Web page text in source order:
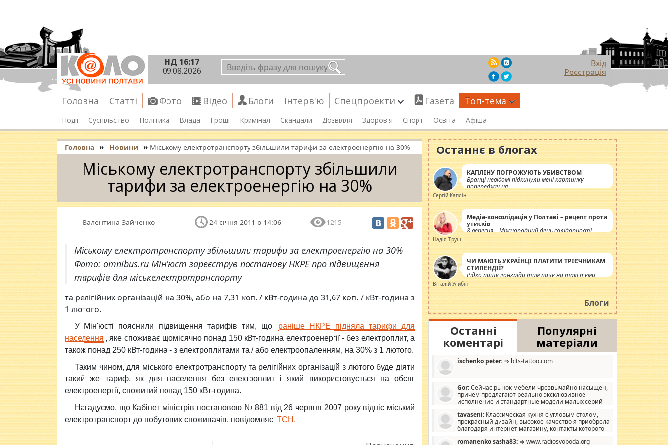
НД 16:17
09.08.2026
Вхід
Реєстрація
Головна Статті Фото Відео Блоги Інтерв'ю Спецпроекти Газета Топ-тема
Події Суспільство Політика Влада Гроші Кримінал Скандали Дозвілля Здоров'я Спорт Освіта Афіша
Головна » Новини » Міському електротранспорту збільшили тарифи за електроенергію на 30%
Міському електротранспорту збільшили
тарифи за електроенергію на 30%
Валентина Зайченко 24 січня 2011 о 14:06 1215
Міському електротранспорту збільшили тарифи за електроенергію на 30%
Фото: omnibus.ru Мін’юст зареєструв постанову НКРЕ про підвищення
тарифів для міськелектротранспорту
та релігійних організацій на 30%, або на 7,31 коп. / кВт-година до 31,67 коп. / кВт-година з
1 лютого.
У Мін'юсті пояснили підвищення тарифів тим, що
раніше НКРЕ підняла тарифи для
населення , яке споживає щомісячно понад 150 кВт-година електроенергії - без електроплит, а
також понад 250 кВт-година - з електроплитами та / або електроопаленням, на 30% з 1 лютого.
Таким чином, для міського електротранспорту та релігійних організацій з лютого буде діяти
такий же тариф, як для населення без електроплит і який використовується на обсяг
електроенергії, спожитий понад 150 кВт-година.
Нагадуємо, що Кабінет міністрів постановою № 881 від 26 червня 2007 року відніс міський
електротранспорт до побутових споживачів, повідомляє ТСН.
Останнє в блогах
КАПЛІНУ ПОГРОЖУЮТЬ УБИВСТВОМ
Вранці невідомі підкинули мені картинку-
попередження
Сергій Каплін
Медіа-консолідація у Полтаві – рецепт проти
утисків
8 вересня – Міжнародний день солідарності
журналістів.
Надія Труш
ЧИ МАЮТЬ УКРАЇНЦІ ПЛАТИТИ ТРІЄЧНИКАМ
СТИПЕНДІЇ?
Рідко пишу лонгріди тим паче на такі теми,
але вже просто дістало! Обурюють сьогоднішні
інсенуації навколо стипендіального питання.
Штучно роздувається ще одна соціальна
катастрофа.
Віталій Улибін
Блоги
Останні
коментарі
Популярні
матеріали
ischenko peter: ⇒ blts-tattoo.com
Gor:Сейчас рынок мебели чрезвычайно насыщен,
причем предлагают реально эксклюзивное
исполнение и стандартные модели малых серий
дизайну, мало походит на стандартные формы, в MebelOk,
креативненько и что главное - со вкусом все в порядке,
без ненужных наворотов удорожающих мебель, а это не
tavaseni: Классическая кухня с угловым столом,
прекрасный дизайн, высокое качество я приобрела
благодаря интернет магазину, контакты которого
romanenko sasha83: ⇒ www.radiosvoboda.org